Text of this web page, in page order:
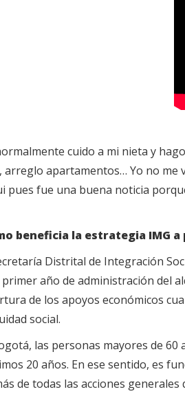
cuido a mi nieta y
arreglo apartamentos… Yo no me
pues fue una buena noticia
beneficia la estrategia IMG
Distrital de Integración
año de administración del
de los apoyos económicos
social.
las personas mayores de 60
20 años. En ese sentido, es
de todas las acciones